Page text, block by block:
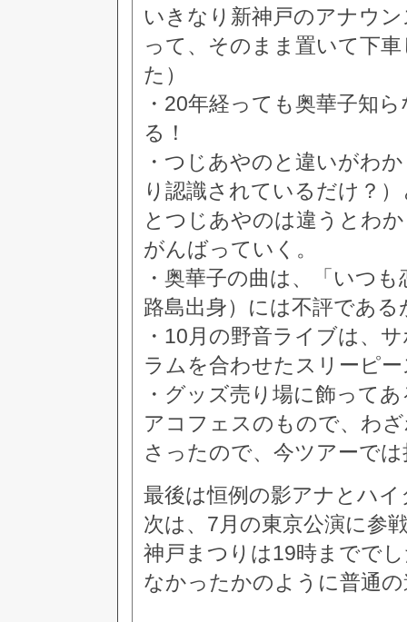
いきなり新神戸のアナウ
って、そのまま置いて下
た）
・20年経っても奥華子知
る！
・つじあやのと違いがわ
り認識されているだけ？
とつじあやのは違うとわ
がんばっていく。
・奥華子の曲は、「いつ
路島出身）には不評であ
・10月の野音ライブは、
ラムを合わせたスリーピ
・グッズ売り場に飾って
アコフェスのもので、わ
さったので、今ツアーで
最後は恒例の影アナとハ
次は、7月の東京公演に参
神戸まつりは19時までで
なかったかのように普通